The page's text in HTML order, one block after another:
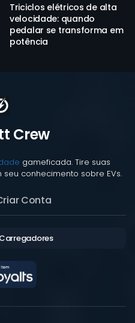
Triciclos elétricos de alta
velocidade: quando
pedalar se transforma em
potência
Crew
gameficada. Tire suas
conhecimento sobre EVs.
Conta